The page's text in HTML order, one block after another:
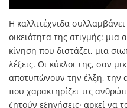
Η καλλιτέχνιδα
οικειότητα της στιγμής:
κίνηση που διστάζει, μια
λέξεις. Οι κύκλοι της, σαν
αποτυπώνουν την έλξη, την
που χαρακτηρίζει τις
ζητούν εξηγήσεις· αρκεί να